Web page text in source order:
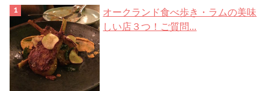
オークランド食べ歩き・ラムの美味
しい店３つ！ご質問...